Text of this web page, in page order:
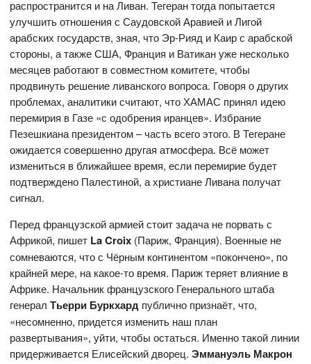
распространится и на Ливан. Тегеран тогда попытается
улучшить отношения с Саудовской Аравией и Лигой
арабских государств, зная, что Эр-Рияд и Каир с арабской
стороны, а также США, Франция и Ватикан уже несколько
месяцев работают в совместном комитете, чтобы
продвинуть решение ливанского вопроса. Говоря о других
проблемах, аналитики считают, что ХАМАС принял идею
перемирия в Газе «с одобрения иранцев». Избрание
Пезешкиана президентом – часть всего этого. В Тегеране
ожидается совершенно другая атмосфера. Всё может
измениться в ближайшее время, если перемирие будет
подтверждено Палестиной, а христиане Ливана получат
сигнал.
Перед французской армией стоит задача не порвать с
Африкой, пишет La Croix (Париж, Франция). Военные не
сомневаются, что с Чёрным континентом «покончено», по
крайней мере, на какое-то время. Париж теряет влияние в
Африке. Начальник французского Генерального штаба
генералТьерри Буркхард публично признаёт, что,
«несомненно, придется изменить наш план
развертывания», уйти, чтобы остаться. Именно такой линии
придерживается Елисейский дворец.Эммануэль Макрон